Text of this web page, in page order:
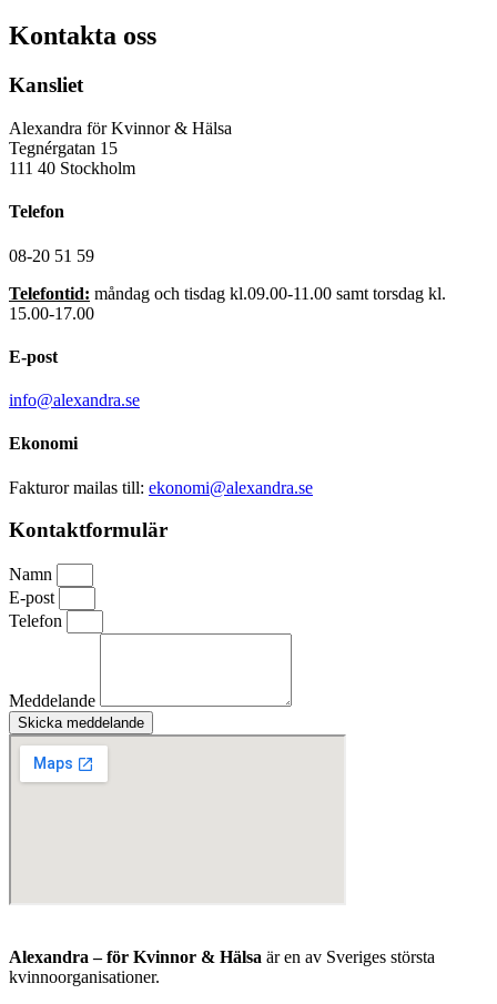
Kontakta oss
Kansliet
Alexandra för Kvinnor & Hälsa
Tegnérgatan 15
111 40 Stockholm
Telefon
08-20 51 59
Telefontid: måndag och tisdag kl.09.00-11.00 samt torsdag kl.
15.00-17.00
E-post
info@alexandra.se
Ekonomi
Fakturor mailas till: ekonomi@alexandra.se
Kontaktformulär
Namn
E-post
Telefon
Meddelande
Skicka meddelande
Alexandra – för Kvinnor & Hälsa är en av Sveriges största
kvinnoorganisationer.